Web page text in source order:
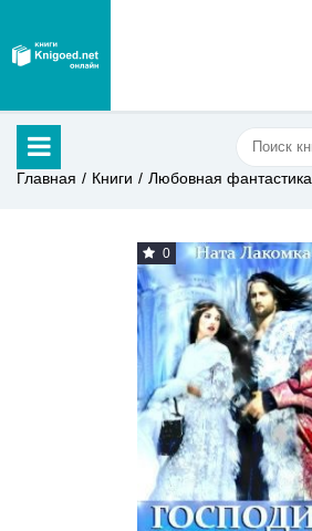
Главная Книги Любовная фантастика
0